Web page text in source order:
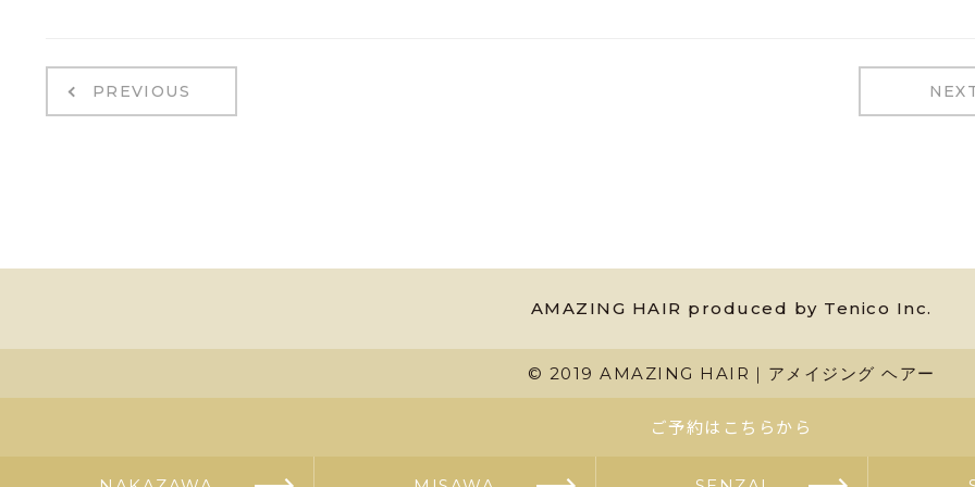
PREVIOUS
AMAZING HAIR produced by Tenico Inc.
© 2019 AMAZING HAIR｜アメイジング ヘアー
ご予約はこちらから